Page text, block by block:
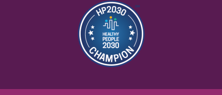
תמונה